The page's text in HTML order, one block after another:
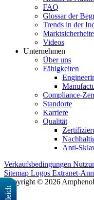
FAQ
Glossar der
Trends in der
Videos
Unternehmen
Über uns
Fähigkeiten
Compliance-
Standorte
Karriere
Qualität
Anti-
Verkaufsbedingungen
Sitemap Logos Extranet-
Copyright © 2026